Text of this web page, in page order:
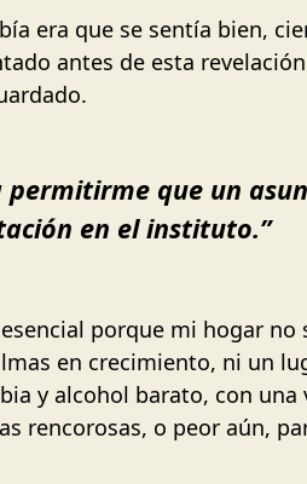
era que se sentía bien,
antes de esta
permitirme que un
en el instituto.”
porque mi hogar
en crecimiento, ni un
y alcohol barato, con
rencorosas, o peor aún,